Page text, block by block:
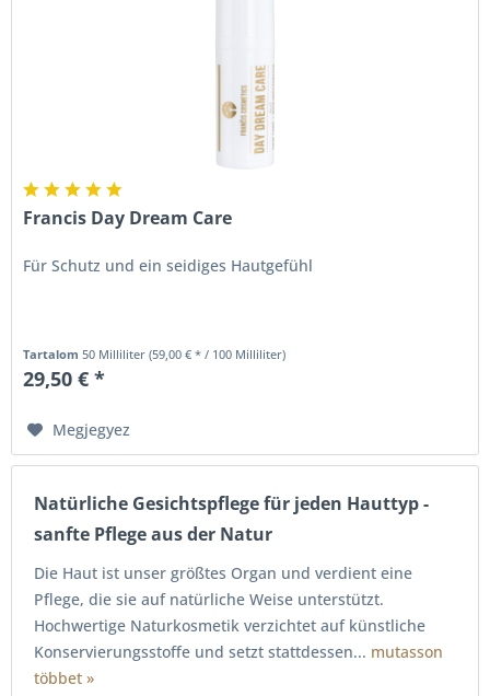
Francis Day Dream Care
Für Schutz und ein seidiges Hautgefühl
Tartalom50 Milliliter(59,00 € * / 100 Milliliter)
29,50 € *
Megjegyez
Natürliche Gesichtspflege für jeden Hauttyp -
sanfte Pflege aus der Natur
Die Haut ist unser größtes Organ und verdient eine
Pflege, die sie auf natürliche Weise unterstützt.
Hochwertige Naturkosmetik verzichtet auf künstliche
Konservierungsstoffe und setzt stattdessen... mutasson
többet »